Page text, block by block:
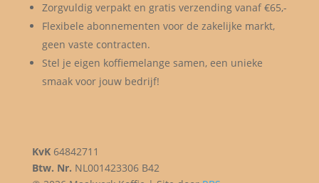
Zorgvuldig verpakt en gratis verzending vanaf €65,-
Flexibele abonnementen voor de zakelijke markt,
geen vaste contracten.
Stel je eigen koffiemelange samen, een unieke
smaak voor jouw bedrijf!
KvK64842711
Btw. Nr. NL001423306 B42